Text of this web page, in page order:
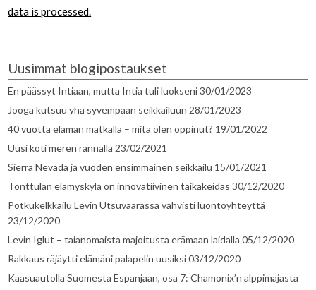
data is processed.
Uusimmat blogipostaukset
En päässyt Intiaan, mutta Intia tuli luokseni30/01/2023
Jooga kutsuu yhä syvempään seikkailuun 28/01/2023
40 vuotta elämän matkalla – mitä olen oppinut? 19/01/2022
Uusi koti meren rannalla 23/02/2021
Sierra Nevada ja vuoden ensimmäinen seikkailu 15/01/2021
Tonttulan elämyskylä on innovatiivinen taikakeidas 30/12/2020
Potkukelkkailu Levin Utsuvaarassa vahvisti luontoyhteyttä
23/12/2020
Levin Iglut – taianomaista majoitusta erämaan laidalla 05/12/2020
Rakkaus räjäytti elämäni palapelin uusiksi03/12/2020
Kaasuautolla Suomesta Espanjaan, osa 7: Chamonix’n alppimajasta